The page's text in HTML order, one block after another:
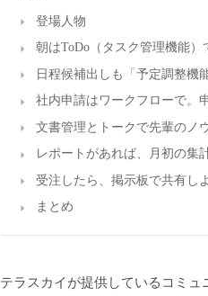
登場人物
朝はToDo（タスク管理機能）
日程候補出しも「予定調整機
社内申請はワークフローで。
文書管理とトークで先輩のノ
レポートがあれば、月初の集
受注したら、掲示板で共有し
まとめ
テラスカイが提供しているコミ